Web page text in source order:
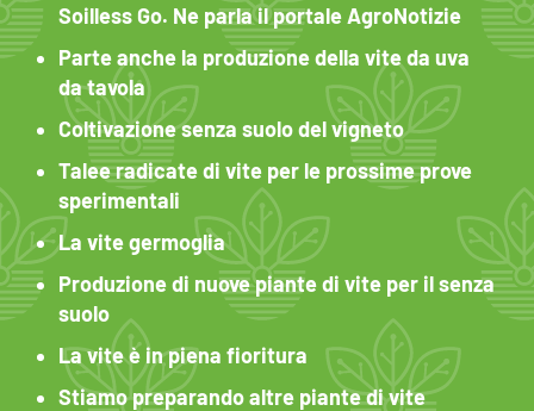
Soilless Go. Ne parla il portale AgroNotizie
Parte anche la produzione della vite da uva
da tavola
Coltivazione senza suolo del vigneto
Talee radicate di vite per le prossime prove
sperimentali
La vite germoglia
Produzione di nuove piante di vite per il senza
suolo
La vite è in piena fioritura
Stiamo preparando altre piante di vite